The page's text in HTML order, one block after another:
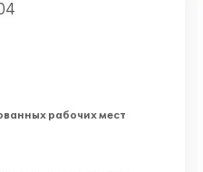
рабочих мест